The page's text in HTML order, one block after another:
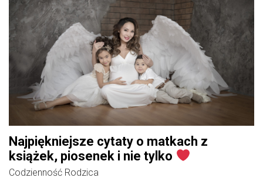
Najpiękniejsze cytaty o matkach z
książek, piosenek i nie tylko
Codzienność Rodzica